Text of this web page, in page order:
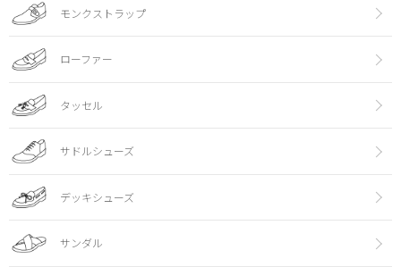
モンクストラップ
ローファー
タッセル
サドルシューズ
デッキシューズ
サンダル